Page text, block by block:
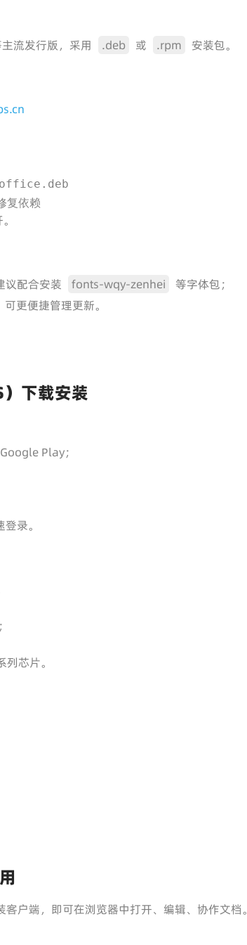
流发行版，采用 .deb 或 .rpm 安装包。
office.deb
依赖
议配合安装 fonts-wqy-zenhei
等字体包；
更便捷管理更新。
下载安装
Play；
录。
芯片。
户端，即可在浏览器中打开、编辑、协作文档。